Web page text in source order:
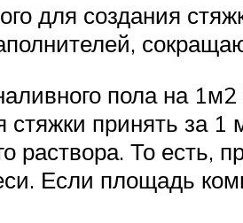
для создания
пола на
принять за 1
раствора. То
Если площадь